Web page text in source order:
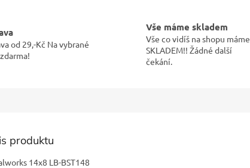
od 29,-Kč Na vybrané
Vše máme skladem
Vše co vidíš na shopu máme
SKLADEM!! Žádné další
čekání.
produktu
14x8 LB-BST148